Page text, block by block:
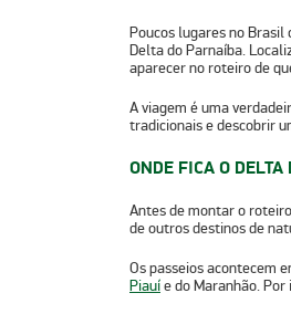
Poucos lugares no Brasil
Delta do Parnaíba.
aparecer no roteiro de
A viagem é uma
tradicionais e descobrir
ONDE FICA O
Antes de montar o
de outros destinos de
Os passeios acontecem
Piauíe doMaranhão. Por